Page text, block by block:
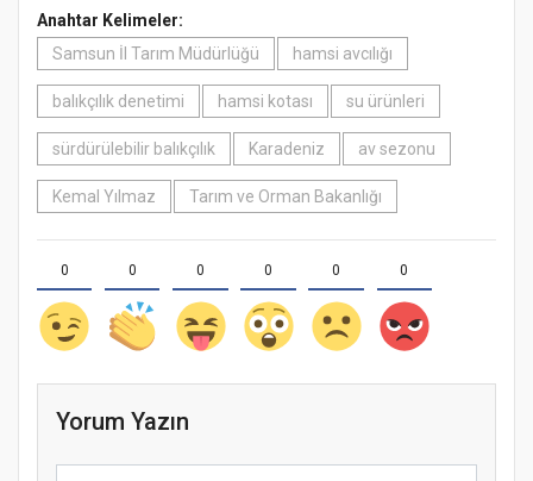
Anahtar Kelimeler:
Samsun İl Tarım Müdürlüğü
hamsi avcılığı
balıkçılık denetimi hamsi kotası su ürünleri
sürdürülebilir balıkçılık Karadeniz av sezonu
Kemal Yılmaz Tarım ve Orman Bakanlığı
0 0 0 0 0 0
Yorum Yazın